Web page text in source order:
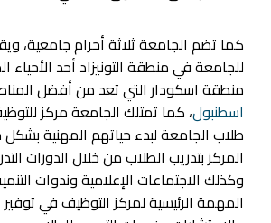
كما تضم الجامعة ثلاثة أحرام جامعية،
للجامعة في منطقة التونيزاد أحد الأحياء
منطقة اسكودار التي تعد من أفضل
اسطنبول، كما تمتلك الجامعة مركز
طلاب الجامعة لبدء حياتهم المهنية
المركز بتدريب الطلاب من خلال الدورات
وكذلك الاجتماعات الإعلامية وندوات
المهمة الرئيسية لمركز التوظيف في توفير